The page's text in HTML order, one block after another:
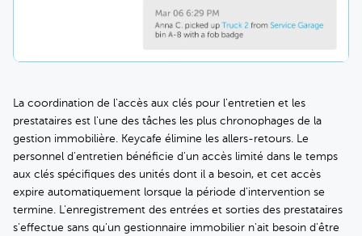
La coordination de l'accès aux clés pour l'entretien et les
prestataires est l'une des tâches les plus chronophages de la
gestion immobilière. Keycafe élimine les allers-retours. Le
personnel d'entretien bénéficie d'un accès limité dans le temps
aux clés spécifiques des unités dont il a besoin, et cet accès
expire automatiquement lorsque la période d'intervention se
termine. L'enregistrement des entrées et sorties des prestataires
s'effectue sans qu'un gestionnaire immobilier n'ait besoin d'être